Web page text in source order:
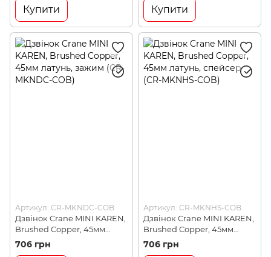
Купити Купити
Артикул: CR-MKNDC-COB
Дзвінок Crane MINI KAREN,
Brushed Copper, 45мм
латунь, зажим (CR-MKNDC-
706 грн
Артикул: CR-MKNHS-COB
Дзвінок Crane MINI KAREN,
Brushed Copper, 45мм
латунь, спейсер (CR-
MKNHS-COB)
706 грн